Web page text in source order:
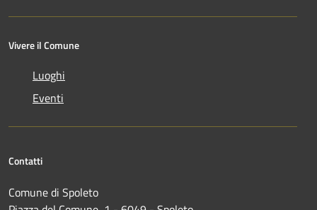
Vivere il Comune
Luoghi
Eventi
Contatti
Comune di Spoleto